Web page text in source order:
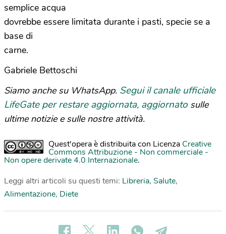
semplice acqua
dovrebbe essere limitata durante i pasti, specie se a
base di
carne.
Gabriele Bettoschi
Siamo anche su WhatsApp. Segui il canale ufficiale
LifeGate per restare aggiornata, aggiornato sulle
ultime notizie e sulle nostre attività.
Quest'opera è distribuita con Licenza Creative
Commons Attribuzione - Non commerciale -
Non opere derivate 4.0 Internazionale.
Leggi altri articoli su questi temi: Libreria, Salute,
Alimentazione, Diete